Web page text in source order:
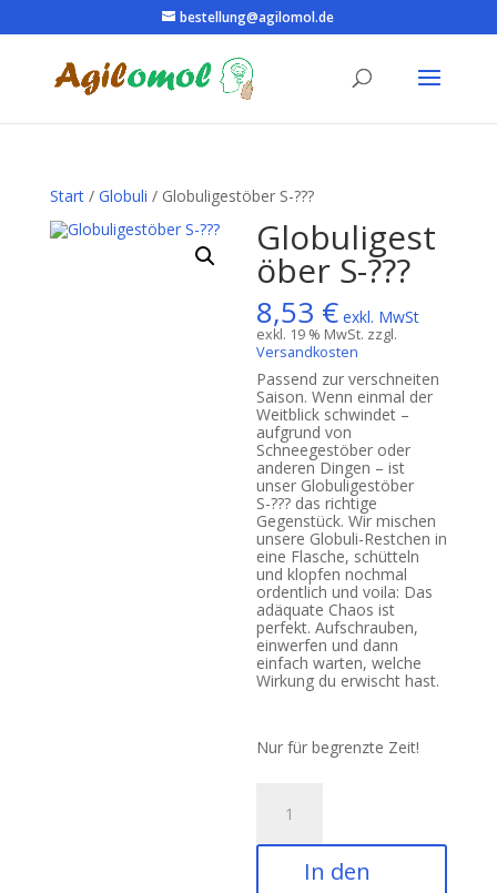
bestellung@agilomol.de
Start/ Globuli / Globuligestöber S-???
Globuligest
öber S-???
8,53 € exkl. MwSt
exkl. 19 % MwSt. zzgl.
Versandkosten
Passend zur verschneiten
Saison. Wenn einmal der
Weitblick schwindet –
aufgrund von
Schneegestöber oder
anderen Dingen – ist
unser Globuligestöber
S-??? das richtige
Gegenstück. Wir mischen
unsere Globuli-Restchen in
eine Flasche, schütteln
und klopfen nochmal
ordentlich und voila: Das
adäquate Chaos ist
perfekt. Aufschrauben,
einwerfen und dann
einfach warten, welche
Wirkung du erwischt hast.
Nur für begrenzte Zeit!
S-???
Menge
In den